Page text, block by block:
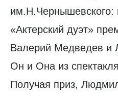
им.Н.Чернышевского:
«Актерский дуэт»
Валерий Медведев и
Он и Она из
Получая приз,